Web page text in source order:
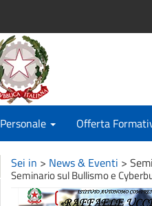
Personale Offerta
Sei in > News & Eventi >
Seminario sul Bullismo e